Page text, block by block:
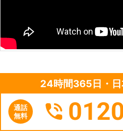
24時間365日・日
通話
無料